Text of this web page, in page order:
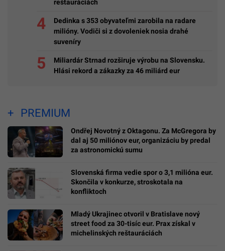
reštauráciách
Dedinka s 353 obyvateľmi zarobila na radare
milióny. Vodiči si z dovoleniek nosia drahé
suveníry
Miliardár Strnad rozširuje výrobu na Slovensku.
Hlási rekord a zákazky za 46 miliárd eur
PREMIUM
Ondřej Novotný z Oktagonu. Za McGregora by
dal aj 50 miliónov eur, organizáciu by predal
za astronomickú sumu
Slovenská firma vedie spor o 3,1 milióna eur.
Skončila v konkurze, stroskotala na
konfliktoch
Mladý Ukrajinec otvoril v Bratislave nový
street food za 30-tisíc eur. Prax získal v
michelinských reštauráciách